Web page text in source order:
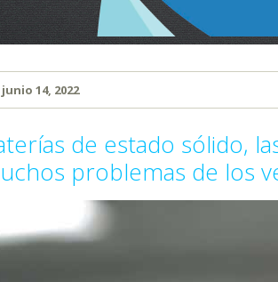
junio 14, 2022
de estado sólido,
problemas de los